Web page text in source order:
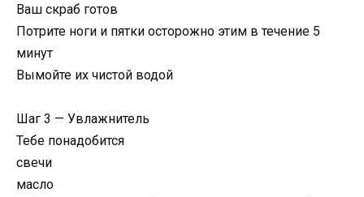
Ваш скраб готов
Потрите ноги и пятки осторожно этим в течение 5
минут
Вымойте их чистой водой
Шаг 3 — Увлажнитель
Тебе понадобится
свечи
масло